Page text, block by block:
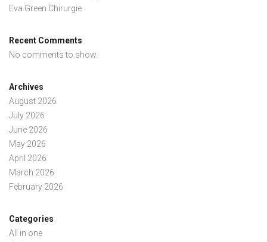
Eva Green Chirurgie
Recent Comments
No comments to show.
Archives
August 2026
July 2026
June 2026
May 2026
April 2026
March 2026
February 2026
Categories
All in one